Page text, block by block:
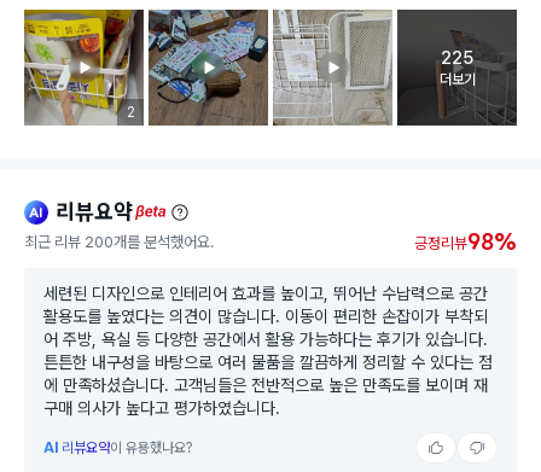
리뷰 이미지 등록 개수
2
고객 리뷰
225
더보기
ai 리뷰요약beta
최근 리뷰 200개를 분석했어요. 긍정리뷰98%
세련된 디자인으로 인테리어 효과를 높이고, 뛰어난 수납력으로 공간
활용도를 높였다는 의견이 많습니다. 이동이 편리한 손잡이가 부착되
어 주방, 욕실 등 다양한 공간에서 활용 가능하다는 후기가 있습니다.
튼튼한 내구성을 바탕으로 여러 물품을 깔끔하게 정리할 수 있다는 점
에 만족하셨습니다. 고객님들은 전반적으로 높은 만족도를 보이며 재
구매 의사가 높다고 평가하였습니다.
AI 리뷰요약이 유용했나요?